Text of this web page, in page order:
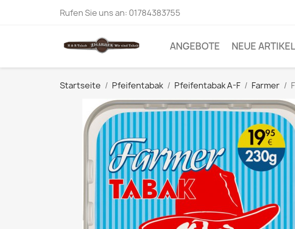
Rufen Sie uns an: 01784383755
ANGEBOTE NEUE ARTIKEL
Startseite Pfeifentabak Pfeifentabak A-F Farmer